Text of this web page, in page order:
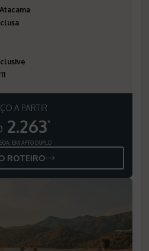
A PARTIR
2.263*
EM APTO DUPLO
ROTEIRO